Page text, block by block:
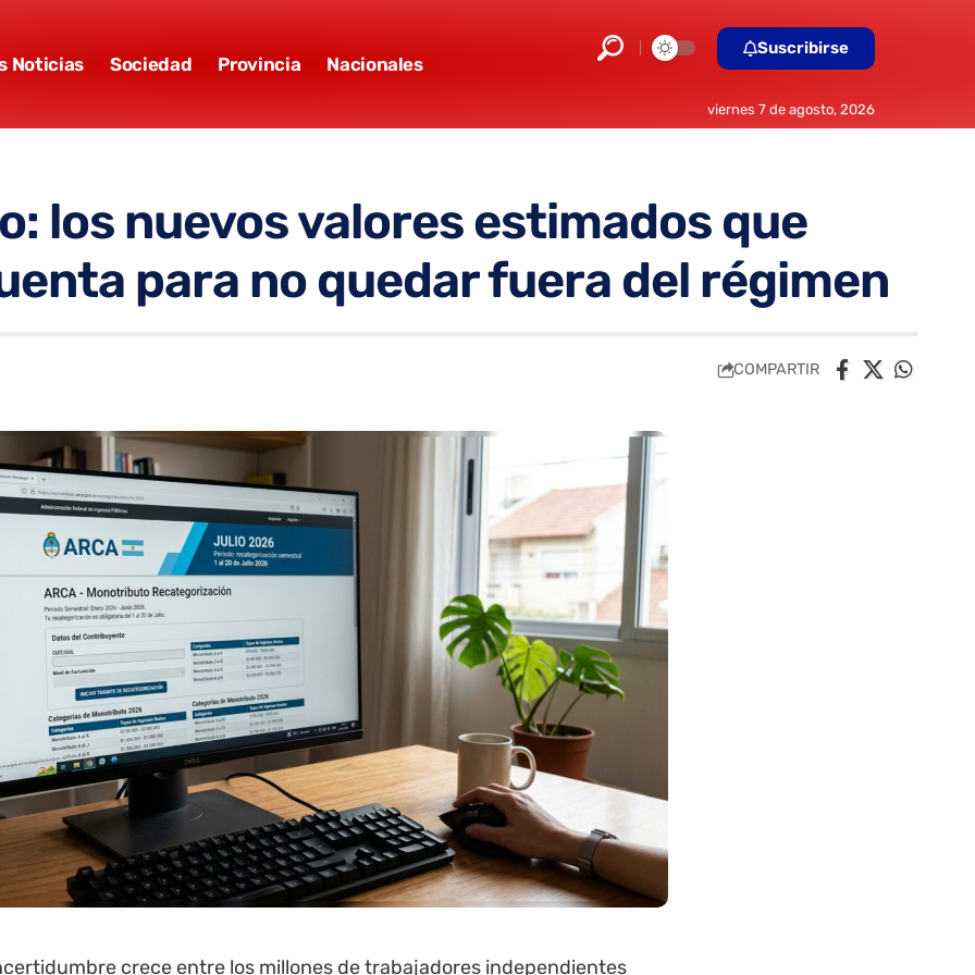
Noticias Sociedad Provincia Nacionales
Suscribirse
viernes 7 de agosto, 2026
los nuevos valores estimados que
para no quedar fuera del régimen
COMPARTIR
crece entre los millones de trabajadores independientes